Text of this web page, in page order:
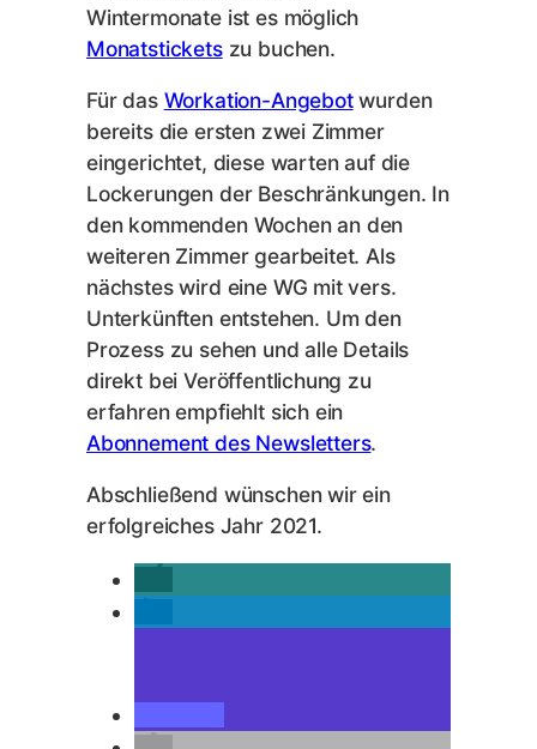
Wintermonate ist es möglich
Monatsticketszu buchen.
Für das Workation-Angebotwurden
bereits die ersten zwei Zimmer
eingerichtet, diese warten auf die
Lockerungen der Beschränkungen. In
den kommenden Wochen an den
weiteren Zimmer gearbeitet. Als
nächstes wird eine WG mit vers.
Unterkünften entstehen. Um den
Prozess zu sehen und alle Details
direkt bei Veröffentlichung zu
erfahren empfiehlt sich ein
Abonnement des Newsletters.
Abschließend wünschen wir ein
erfolgreiches Jahr 2021.